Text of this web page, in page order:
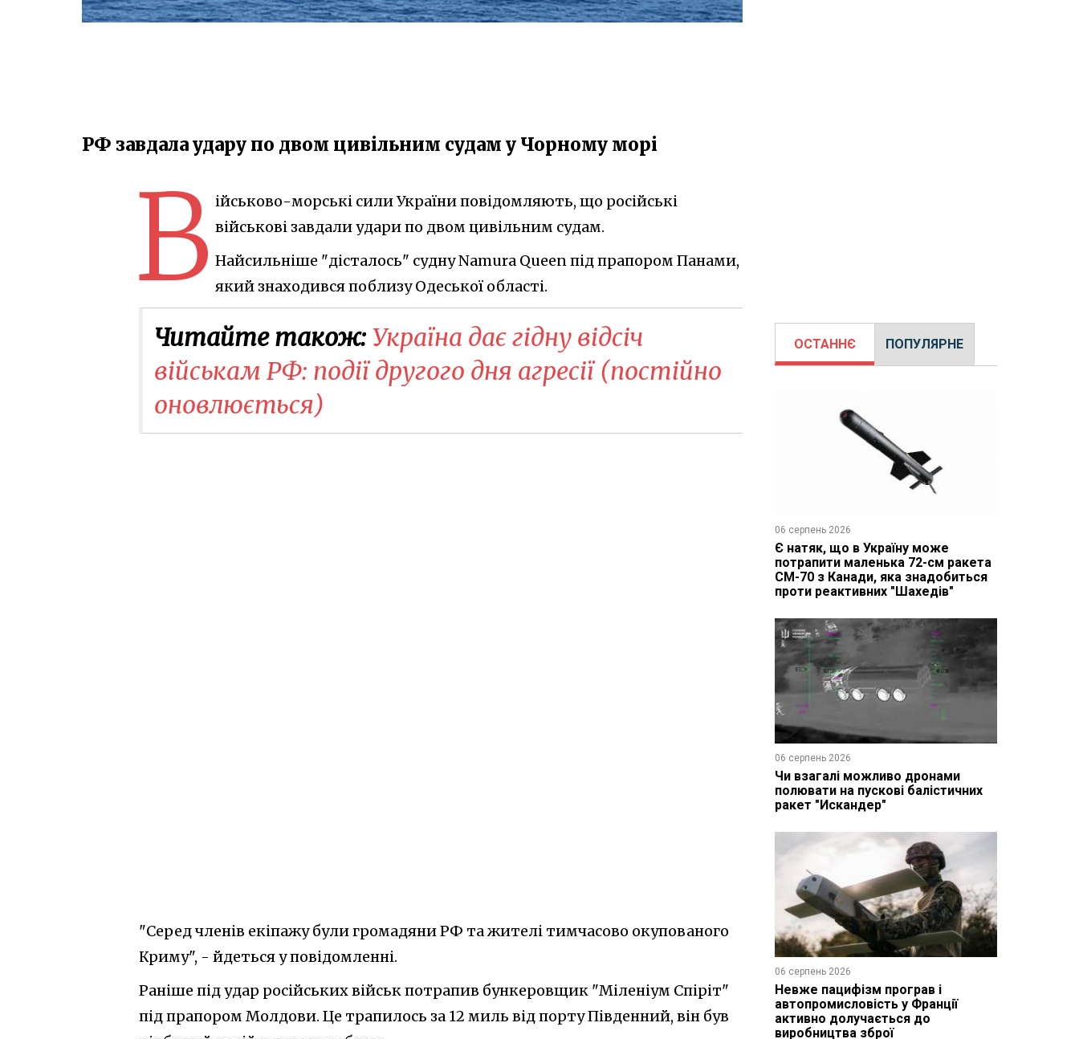
РФ завдала удару по двом цивільним судам у Чорному морі
В ійськово-морські сили України повідомляють, що російські
військові завдали удари по двом цивільним судам.
Найсильніше "дісталось" судну Namura Queen під прапором Панами,
який знаходився поблизу Одеської області.
Читайте також: Україна дає гідну відсіч
військам РФ: події другого дня агресії (постійно
оновлюється)
"Серед членів екіпажу були громадяни РФ та жителі тимчасово окупованого
Криму", - йдеться у повідомленні.
Раніше під удар російських військ потрапив бункеровщик "Міленіум Спіріт"
під прапором Молдови. Це трапилось за 12 миль від порту Південний, він був
ОСТАННЄ ПОПУЛЯРНЕ
06 серпень 2026
Є натяк, що в Україну може
потрапити маленька 72-см ракета
CM-70 з Канади, яка знадобиться
проти реактивних "Шахедів"
06 серпень 2026
Чи взагалі можливо дронами
полювати на пускові балістичних
ракет "Искандер"
06 серпень 2026
Невже пацифізм програв і
автопромисловість у Франції
активно долучається до
виробництва зброї